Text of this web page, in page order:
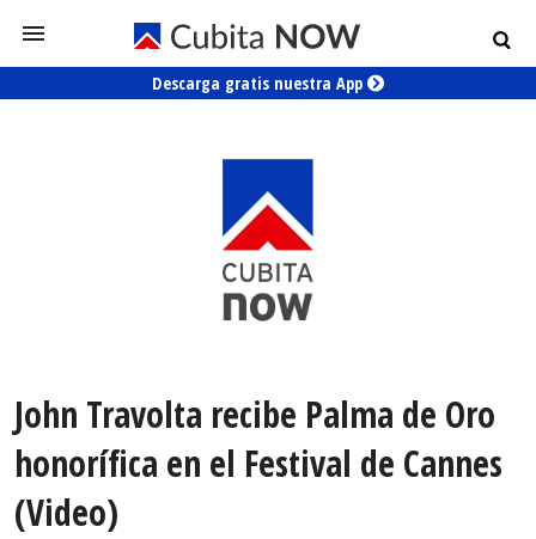
Descarga gratis nuestra App
John Travolta recibe Palma de Oro
honorífica en el Festival de Cannes
(Video)